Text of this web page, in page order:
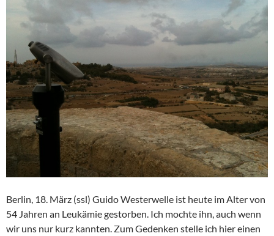
Berlin, 18. März (ssl) Guido Westerwelle ist heute im Alter von
54 Jahren an Leukämie gestorben. Ich mochte ihn, auch wenn
wir uns nur kurz kannten. Zum Gedenken stelle ich hier einen